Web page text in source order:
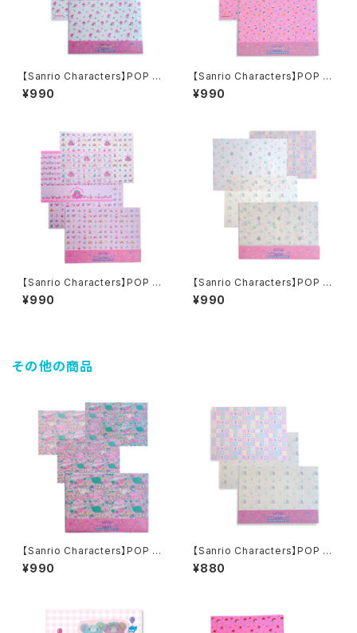
【Sanrio Characters】POP PI
NK PRINT!Tracing paper s
et /MY MELODY/トレーシング
¥990
【Sanrio Characters】POP PI
NK PRINT!Tracing paper s
et /HELLO KITTY/トレーシン
¥990
【Sanrio Characters】POP PI
NK PRINT!Tracing paper s
et /MIX ICHIGO/トレーシング
¥990
【Sanrio Characters】POP PI
NK PRINT!Tracing paper s
et /NYA・NI・NYU・NYE・NYO
¥990
その他の商品
【Sanrio Characters】POP PI
NK PRINT!Tracing paper s
et /MIX ラッピングペーパー柄/
¥990
【Sanrio Characters】POP PI
NK PRINT! Design paper s
et /NYA・NI・NYU・NYE・NYO
¥880